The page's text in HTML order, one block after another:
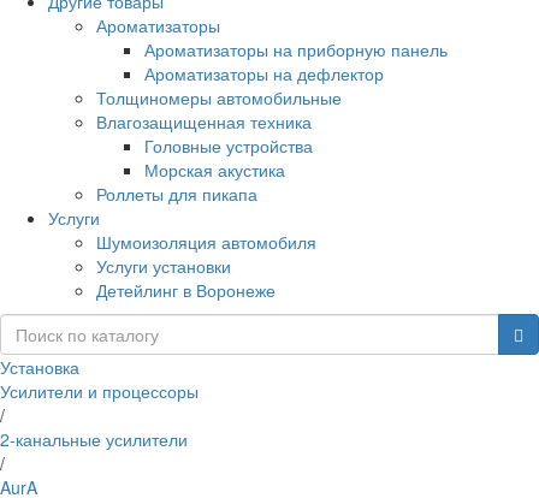
Ароматизаторы
Ароматизаторы на приборную панель
Ароматизаторы на дефлектор
Толщиномеры автомобильные
Влагозащищенная техника
Головные устройства
Морская акустика
Роллеты для пикапа
Услуги
Шумоизоляция автомобиля
Услуги установки
Детейлинг в Воронеже
Установка
Усилители и процессоры
/
2-канальные усилители
/
AurA